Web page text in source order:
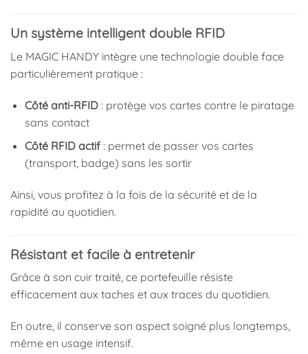
Un système intelligent double RFID
Le MAGIC HANDY intègre une technologie double face
particulièrement pratique :
Côté anti-RFID: protège vos cartes contre le piratage
sans contact
Côté RFID actif: permet de passer vos cartes
(transport, badge) sans les sortir
Ainsi, vous profitez à la fois de la sécurité et de la
rapidité au quotidien.
Résistant et facile à entretenir
Grâce à son cuir traité, ce portefeuille résiste
efficacement aux taches et aux traces du quotidien.
En outre, il conserve son aspect soigné plus longtemps,
même en usage intensif.